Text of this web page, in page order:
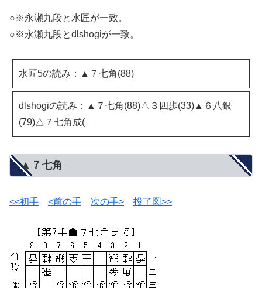
○※永瀬九段と水匠が一致。
○※永瀬九段とdlshogiが一致。
水匠5の読み：▲７七角(88)
dlshogiの読み：▲７七角(88)△３四歩(33)▲６八銀
(79)△７七角成(
▲７七角
<<初手 <前の手 次の手> 投了図>>